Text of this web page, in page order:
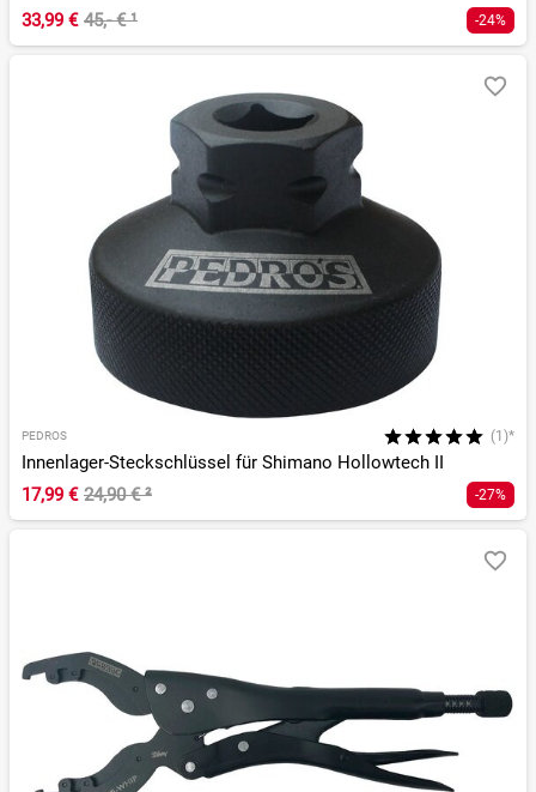
33,99 € 45,- €¹ -24%
PEDROS (1)*
Innenlager-Steckschlüssel für Shimano Hollowtech II
17,99 € 24,90 €² -27%